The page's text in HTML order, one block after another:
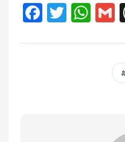
F
c
T
it
W
a
l